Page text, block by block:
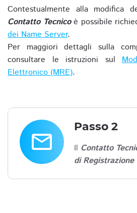
Contestualmente alla modifica
Contatto Tecnicoè possibile
dei Name Server.
Per maggiori dettagli sulla
consultare le istruzioni sul
Elettronico (MRE).
email
Passo 2
Il Contatto
di